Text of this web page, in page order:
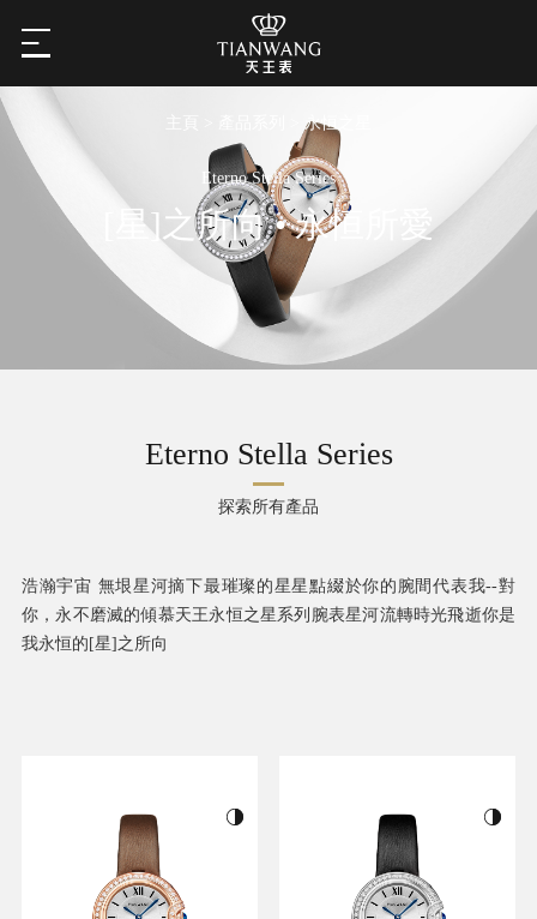
> 永恒之星
Eterno Stella Series
[星]之所向 • 永恒所愛
Eterno Stella Series
探索所有產品
浩瀚宇宙 無垠星河摘下最璀璨的星星點綴於你的腕間代表我--對
你，永不磨滅的傾慕天王永恒之星系列腕表星河流轉時光飛逝你是
我永恒的[星]之所向